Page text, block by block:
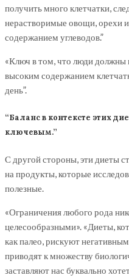
получить много клетчатки,
нерастворимые овощи, орехи
содержанием углеводов.”
«Ключ в том, что люди должны
высоким содержанием
день”.
“Баланс в контексте этих
ключевым.”
С другой стороны, эти диеты
на продукты, которые
полезные.
«Ограничения любого рода
целесообразными». «Диеты,
как палео, рискуют
приводят к множеству
заставляют нас буквально